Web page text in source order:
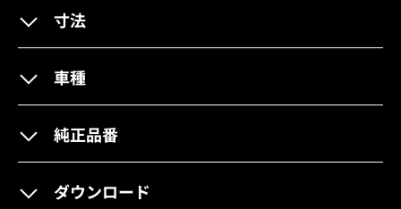
寸法
車種
純正品番
ダウンロード